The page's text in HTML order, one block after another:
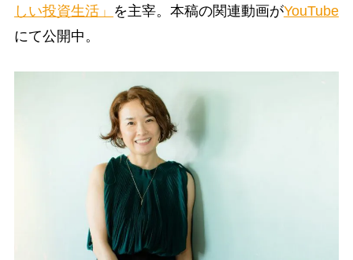
しい投資生活」 を主宰。本稿の関連動画がYouTube
にて公開中。